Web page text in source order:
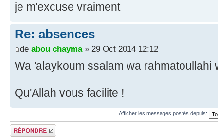
je m'excuse vraiment
Re: absences
de abou chayma» 29 Oct 2014 12:12
Wa 'alaykoum ssalam wa rahmatoullahi
Qu'Allah vous facilite !
Afficher les messages postés depuis:
Répondre